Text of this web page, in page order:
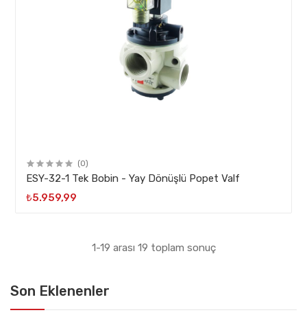
Son Eklenenler
(0)
ESY-32-1 Tek Bobin - Yay Dönüşlü Popet Valf
₺5.959,99
1-19 arası 19 toplam sonuç